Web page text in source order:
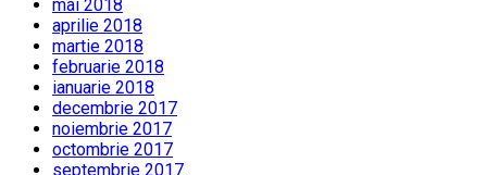
mai 2018
aprilie 2018
martie 2018
februarie 2018
ianuarie 2018
decembrie 2017
noiembrie 2017
octombrie 2017
septembrie 2017